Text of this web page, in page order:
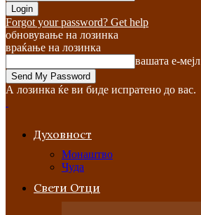
Forgot your password? Get help
обновување на лозинка
враќање на лозинка
вашата е-мејл
А лозинка ќе ви биде испратено до вас.
Духовност
Монаштво
Чуда
Свети Отци